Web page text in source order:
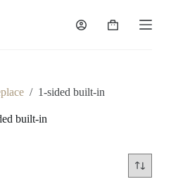
/ 1-sided built-in
built-in